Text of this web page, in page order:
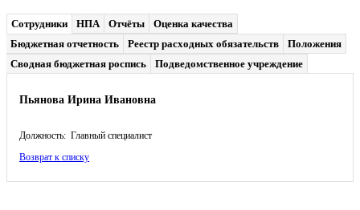
Сотрудники НПА Отчёты
Оценка качества
Бюджетная отчетность
Реестр расходных обязательств
Положения
Сводная бюджетная роспись
Подведомственное учреждение
Пьянова Ирина Ивановна
Должность: Главный специалист
Возврат к списку